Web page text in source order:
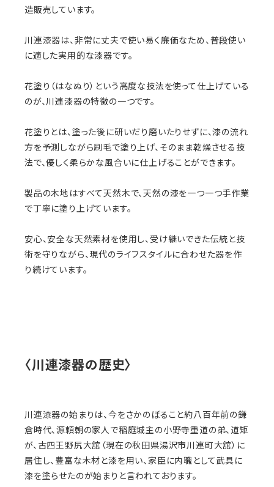
造販売しています。
川連漆器は、非常に丈夫で使い易く廉価なため、普段使い
に適した実用的な漆器です。
花塗り（はなぬり）という高度な技法を使って仕上げている
のが、川連漆器の特徴の一つです。
花塗りとは、塗った後に研いだり磨いたりせずに、漆の流れ
方を予測しながら刷毛で塗り上げ、そのまま乾燥させる技
法で、優しく柔らかな風合いに仕上げることができます。
製品の木地はすべて天然木で、天然の漆を一つ一つ手作業
で丁寧に塗り上げています。
安心、安全な天然素材を使用し、受け継いできた伝統と技
術を守りながら、現代のライフスタイルに合わせた器を作
り続けています。
〈川連漆器の歴史〉
川連漆器の始まりは、今をさかのぼること約八百年前の鎌
倉時代、源頼朝の家人で稲庭城主の小野寺重道の弟、道矩
が、古四王野尻大舘（現在の秋田県湯沢市川連町大舘）に
居住し、豊富な木材と漆を用い、家臣に内職として武具に
漆を塗らせたのが始まりと言われております。